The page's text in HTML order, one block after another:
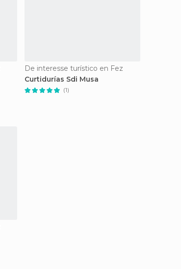
De interesse turístico en Fez
Curtidurías Sdi Musa
(1)